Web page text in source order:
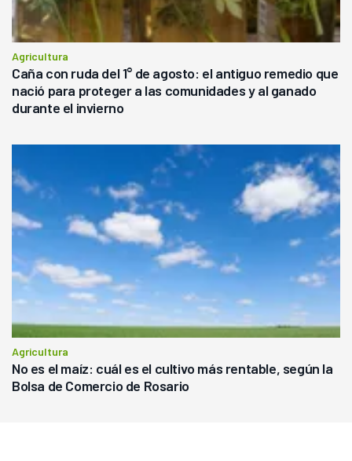
Agricultura
Caña con ruda del 1° de agosto: el antiguo remedio que
nació para proteger a las comunidades y al ganado
durante el invierno
Agricultura
No es el maíz: cuál es el cultivo más rentable, según la
Bolsa de Comercio de Rosario